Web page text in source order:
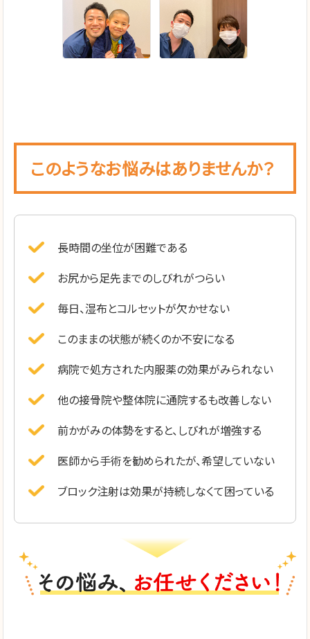
このようなお悩みはありませんか？
長時間の坐位が困難である
お尻から足先までのしびれがつらい
毎日、湿布とコルセットが欠かせない
このままの状態が続くのか不安になる
病院で処方された内服薬の効果がみられない
他の接骨院や整体院に通院するも改善しない
前かがみの体勢をすると、しびれが増強する
医師から手術を勧められたが、希望していない
ブロック注射は効果が持続しなくて困っている